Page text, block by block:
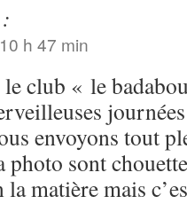
h 47 min
le club « le
envoyons tout
photo sont
matière mais